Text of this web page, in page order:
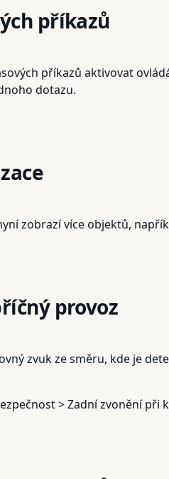
příkazů
příkazů aktivovat
dotazu.
zobrazí více objektů,
provoz
zvuk ze směru, kde je
> Zadní zvonění při